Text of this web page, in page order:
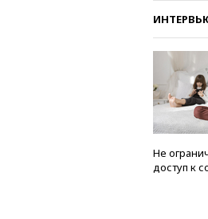
СТИЛЬ
Не
доступ к